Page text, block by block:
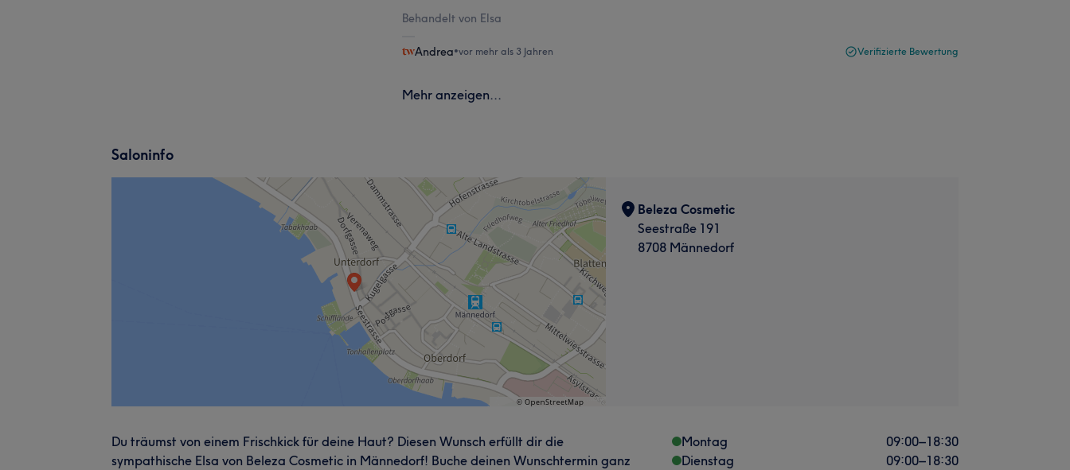
Behandelt von Elsa
Andrea•vor mehr als 3 Jahren Verifizierte Bewertung
Mehr anzeigen...
Saloninfo
Beleza Cosmetic
Seestraße 191
8708 Männedorf
Du träumst von einem Frischkick für deine Haut? Diesen Wunsch erfüllt dir die
sympathische Elsa von Beleza Cosmetic in Männedorf! Buche deinen Wunschtermin ganz
Montag 09:00–18:30
Dienstag
09:00–18:30